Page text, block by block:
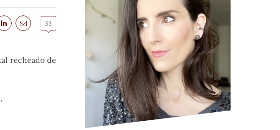
33
recheado de